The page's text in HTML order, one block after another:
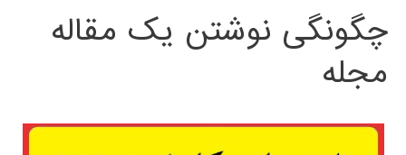
چگونگی نوشتن یک مقاله
مجله